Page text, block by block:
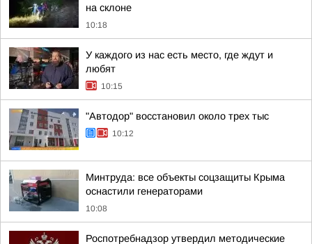
на склоне
10:18
У каждого из нас есть место, где ждут и
любят
10:15
"Автодор" восстановил около трех тыс
10:12
Минтруда: все объекты соцзащиты Крыма
оснастили генераторами
10:08
Роспотребнадзор утвердил методические